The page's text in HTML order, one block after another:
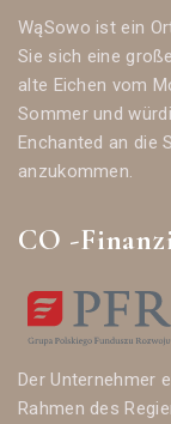
WąSowo ist ein
Sie sich eine
alte Eichen vom
Sommer und
Enchanted an die
anzukommen.
CO -
Der Unternehmer
Rahmen des